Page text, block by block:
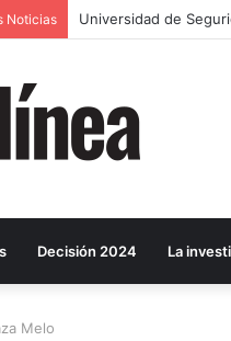
Noticias Universidad de
Decisión 2024 La
Melo